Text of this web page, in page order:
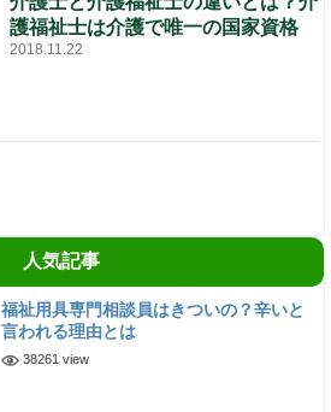
護福祉士は介護で唯一の国家資格
2018.11.22
人気記事
福祉用具専門相談員はきついの？辛いと
言われる理由とは
38261 view